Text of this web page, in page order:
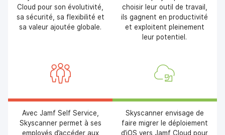
Cloud pour son évolutivité,
sa sécurité, sa flexibilité et
sa valeur ajoutée globale.
choisir leur outil de travail,
ils gagnent en productivité
et exploitent pleinement
leur potentiel.
Avec Jamf Self Service,
Skyscanner permet à ses
employés d’accéder aux
Skyscanner envisage de
faire migrer le déploiement
d’iOS vers Jamf Cloud pour